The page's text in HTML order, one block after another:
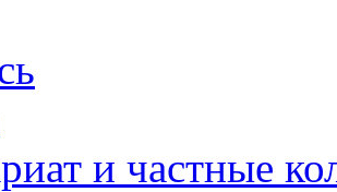
и частные